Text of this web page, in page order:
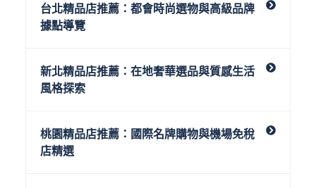
台北精品店推薦：都會時尚選物與高級品牌
據點導覽
新北精品店推薦：在地奢華選品與質感生活
風格探索
桃園精品店推薦：國際名牌購物與機場免稅
店精選